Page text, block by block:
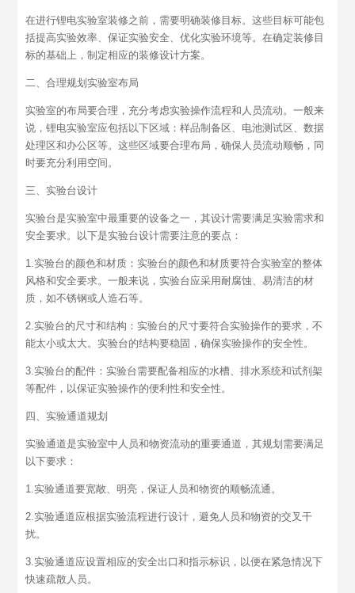
在进行锂电实验室装修之前，需要明确装修目标。这些目标可能包
括提高实验效率、保证实验安全、优化实验环境等。在确定装修目
标的基础上，制定相应的装修设计方案。
二、合理规划实验室布局
实验室的布局要合理，充分考虑实验操作流程和人员流动。一般来
说，锂电实验室应包括以下区域：样品制备区、电池测试区、数据
处理区和办公区等。这些区域要合理布局，确保人员流动顺畅，同
时要充分利用空间。
三、实验台设计
实验台是实验室中最重要的设备之一，其设计需要满足实验需求和
安全要求。以下是实验台设计需要注意的要点：
1.实验台的颜色和材质：实验台的颜色和材质要符合实验室的整体
风格和安全要求。一般来说，实验台应采用耐腐蚀、易清洁的材
质，如不锈钢或人造石等。
2.实验台的尺寸和结构：实验台的尺寸要符合实验操作的要求，不
能太小或太大。实验台的结构要稳固，确保实验操作的安全性。
3.实验台的配件：实验台需要配备相应的水槽、排水系统和试剂架
等配件，以保证实验操作的便利性和安全性。
四、实验通道规划
实验通道是实验室中人员和物资流动的重要通道，其规划需要满足
以下要求：
1.实验通道要宽敞、明亮，保证人员和物资的顺畅流通。
2.实验通道应根据实验流程进行设计，避免人员和物资的交叉干
扰。
3.实验通道应设置相应的安全出口和指示标识，以便在紧急情况下
快速疏散人员。